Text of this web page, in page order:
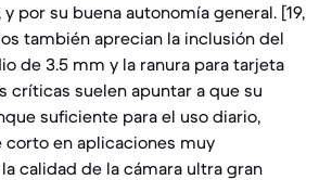
por su buena autonomía general. [19,
también aprecian la inclusión del
de 3.5 mm y la ranura para tarjeta
críticas suelen apuntar a que su
suficiente para el uso diario,
corto en aplicaciones muy
calidad de la cámara ultra gran